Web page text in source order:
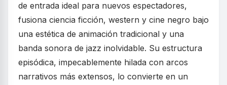
de entrada ideal para nuevos espectadores,
fusiona ciencia ficción, western y cine negro bajo
una estética de animación tradicional y una
banda sonora de jazz inolvidable. Su estructura
episódica, impecablemente hilada con arcos
narrativos más extensos, lo convierte en un